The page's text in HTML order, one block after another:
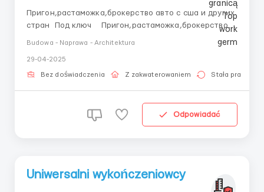
Пригон,растаможка,брокерство авто с сша и других
стран Под ключ Пригон,растаможка,брокерство
Budowa - Naprawa - Architektura
29-04-2025
Bez doświadczenia Z zakwaterowaniem Stała praca
Odpowiadać
Uniwersalni wykończeniowcy